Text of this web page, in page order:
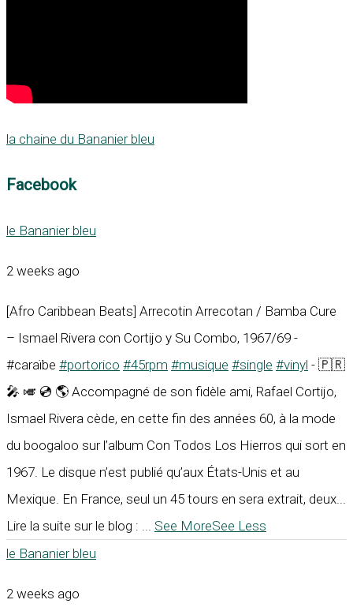
la chaine du Bananier bleu
Facebook
le Bananier bleu
2 weeks ago
[Afro Caribbean Beats] Arrecotin Arrecotan / Bamba Cure
– Ismael Rivera con Cortijo y Su Combo, 1967/69 -
#caraïbe #portorico #45rpm #musique #single #vinyl - 🇵🇷
🎤 🎺 💿 🌎 Accompagné de son fidèle ami, Rafael Cortijo,
Ismael Rivera cède, en cette fin des années 60, à la mode
du boogaloo sur l’album Con Todos Los Hierros qui sort en
1967. Le disque n’est publié qu’aux États-Unis et au
Mexique. En France, seul un 45 tours en sera extrait, deux...
Lire la suite sur le blog : ... See MoreSee Less
le Bananier bleu
2 weeks ago